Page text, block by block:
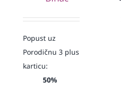
Popust uz
Porodičnu 3 plus
karticu:
50%